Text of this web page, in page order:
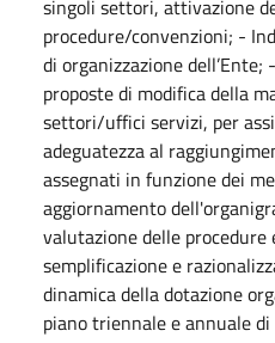
singoli settori, attivazione
procedure/convenzioni; -
di organizzazione
proposte di modifica della
settori/uffici servizi, per
adeguatezza al
assegnati in funzione dei
aggiornamento
valutazione delle
semplificazione e
dinamica della dotazione
piano triennale e annuale